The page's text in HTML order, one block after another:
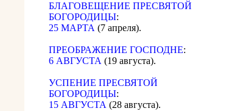
БЛАГОВЕЩЕНИЕ ПРЕСВЯТОЙ
БОГОРОДИЦЫ:
25 МАРТА (7 апреля).
ПРЕОБРАЖЕНИЕ ГОСПОДНЕ:
6 АВГУСТА (19 августа).
УСПЕНИЕ ПРЕСВЯТОЙ
БОГОРОДИЦЫ:
15 АВГУСТА (28 августа).